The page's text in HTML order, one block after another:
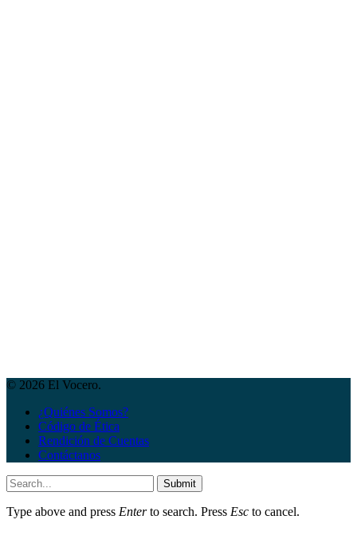
© 2026 El Vocero.
¿Quiénes Somos?
Código de Ética
Rendición de Cuentas
Contáctanos
Submit
Type above and press Enterto search. Press Esc to cancel.